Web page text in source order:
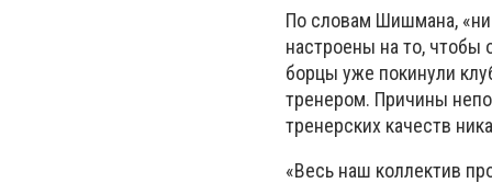
По словам Шишмана,
настроены на то, чтобы
борцы уже покинули
тренером. Причины
тренерских качеств
«Весь наш коллектив